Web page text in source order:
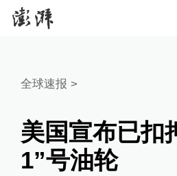
全球速报 >
美国宣布已扣
1”号油轮